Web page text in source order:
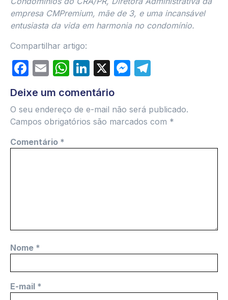
empresa CMPremium, mãe de 3, e uma incansável
entusiasta da vida em harmonia no condomínio.
Compartilhar artigo:
Facebook
EmailWhatsApp
LinkedIn
X Messenger
Deixe um comentário
O seu endereço de e-mail não será publicado.
Campos obrigatórios são marcados com *
Comentário *
Nome *
E-mail *